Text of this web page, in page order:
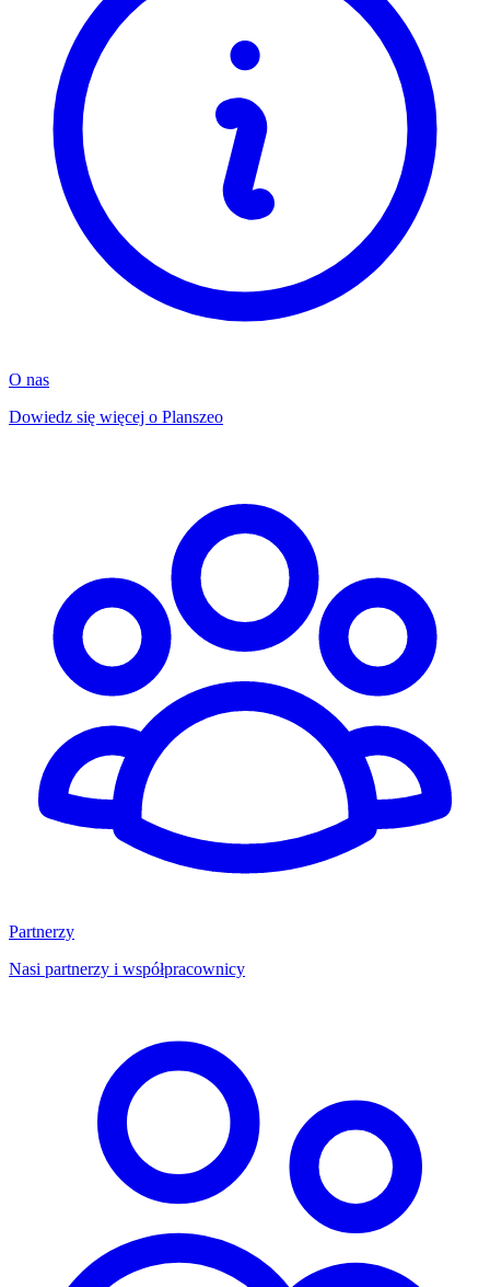
O nas
Dowiedz się więcej o Planszeo
Partnerzy
Nasi partnerzy i współpracownicy